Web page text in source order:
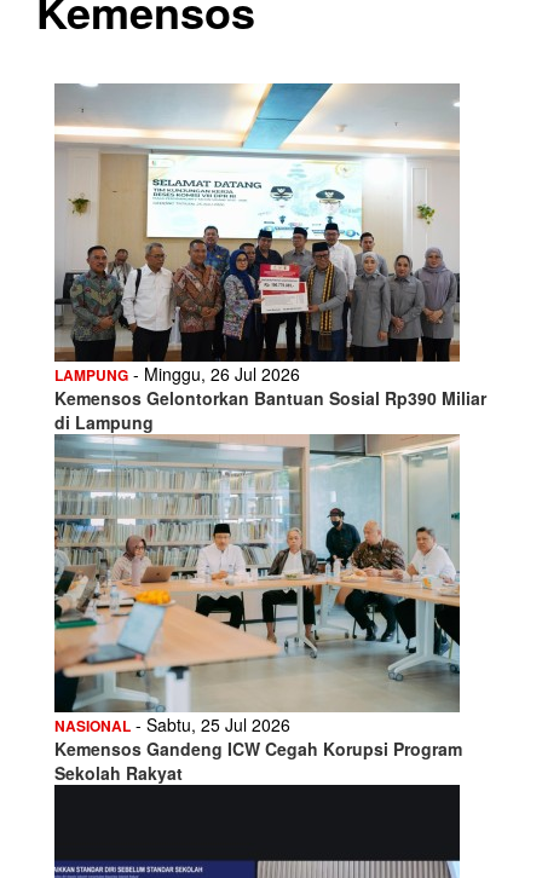
LAMPUNG - Minggu, 26 Jul 2026
Kemensos Gelontorkan Bantuan Sosial Rp390 Miliar
di Lampung
NASIONAL - Sabtu, 25 Jul 2026
Kemensos Gandeng ICW Cegah Korupsi Program
Sekolah Rakyat